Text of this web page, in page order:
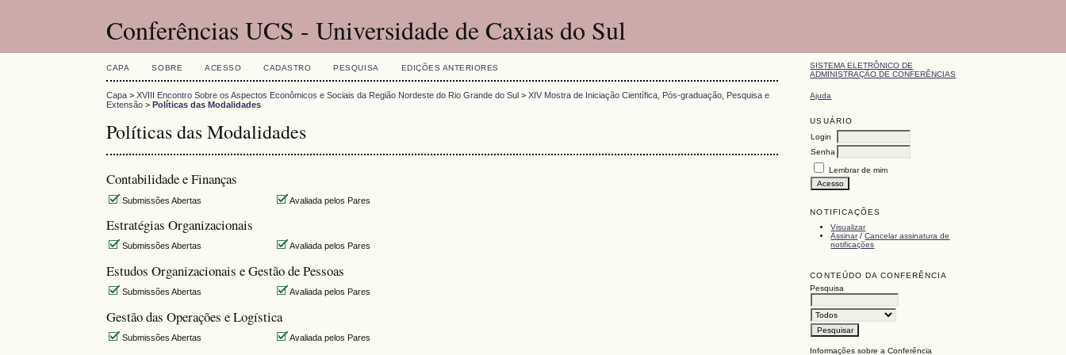
Conferências UCS - Universidade de Caxias do Sul
SISTEMA ELETRÔNICO DE
ADMINISTRAÇÃO DE CONFERÊNCIAS
Ajuda
USUÁRIO
Login
Senha
Lembrar de mim
NOTIFICAÇÕES
Visualizar
Assinar/Cancelar assinatura de
notificações
CONTEÚDO DA CONFERÊNCIA
Pesquisa
Informações sobre a Conferência
CAPA SOBRE ACESSO CADASTRO PESQUISA EDIÇÕES ANTERIORES
Capa >XVIII Encontro Sobre os Aspectos Econômicos e Sociais da Região Nordeste do Rio Grande do Sul >XIV Mostra de Iniciação Científica, Pós-graduação, Pesquisa e
Extensão >Políticas das Modalidades
Políticas das Modalidades
Contabilidade e Finanças
Submissões Abertas Avaliada pelos Pares
Estratégias Organizacionais
Submissões Abertas Avaliada pelos Pares
Estudos Organizacionais e Gestão de Pessoas
Submissões Abertas Avaliada pelos Pares
Gestão das Operações e Logística
Submissões Abertas Avaliada pelos Pares